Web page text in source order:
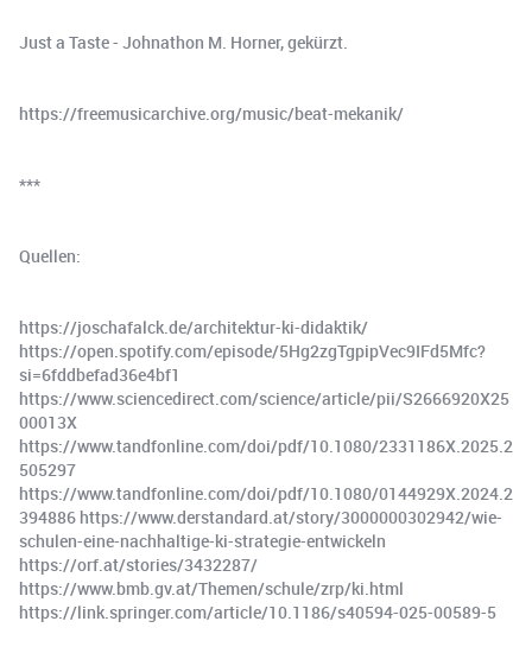
Just a Taste - Johnathon M. Horner, gekürzt.
https://freemusicarchive.org/music/beat-mekanik/
***
Quellen:
⁠https://joschafalck.de/architektur-ki-didaktik/⁠
⁠https://open.spotify.com/episode/5Hg2zgTgpipVec9IFd5Mfc?
si=6fddbefad36e4bf1⁠
⁠https://www.sciencedirect.com/science/article/pii/S2666920X25
00013X⁠
⁠https://www.tandfonline.com/doi/pdf/10.1080/2331186X.2025.2
505297⁠
⁠https://www.tandfonline.com/doi/pdf/10.1080/0144929X.2024.2
394886⁠ ⁠https://www.derstandard.at/story/3000000302942/wie-
schulen-eine-nachhaltige-ki-strategie-entwickeln⁠
⁠https://orf.at/stories/3432287/⁠
⁠https://www.bmb.gv.at/Themen/schule/zrp/ki.html⁠
⁠https://link.springer.com/article/10.1186/s40594-025-00589-5⁠